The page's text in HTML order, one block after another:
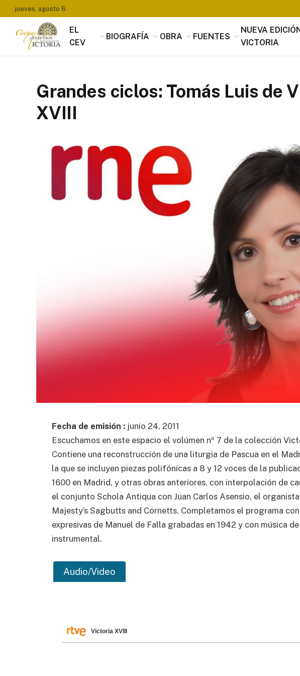
jueves, agosto 6
EL
CEV
BIOGRAFÍA OBRA FUENTES
NUEVA
VICTORIA
Grandes ciclos: Tomás Luis de
XVIII
Fecha de emisión : junio 24, 2011
Escuchamos en este espacio el volúmen nº 7 de la colección
Contiene una reconstrucción de una liturgia de Pascua en el
la que se incluyen piezas polifónicas a 8 y 12 voces de la
1600 en Madrid, y otras obras anteriores, con interpolación de
el conjunto Schola Antiqua con Juan Carlos Asensio, el
Majesty’s Sagbutts and Cornetts. Completamos el programa
expresivas de Manuel de Falla grabadas en 1942 y con música
instrumental.
Audio/Video
Victoria XVIII